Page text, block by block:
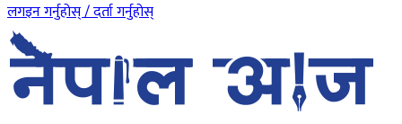
लगइन गर्नुहोस् / दर्ता गर्नुहोस्